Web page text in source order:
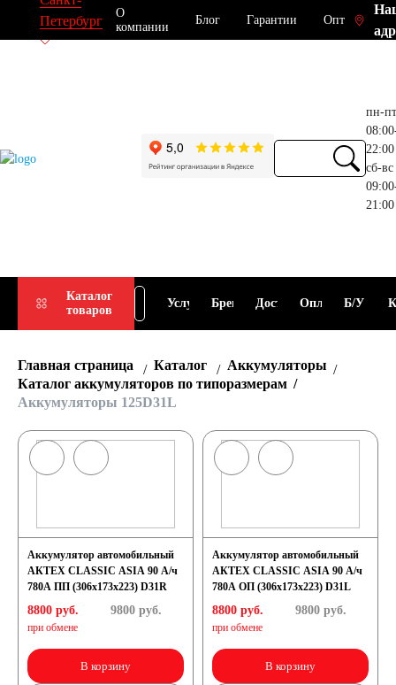
Петербург
О
компании
Блог Гарантии Опт
пн-пт
22:00
сб-вс
21:00
Каталог
товаров
Подбор
АКБ
Услуги Бренды ДоставкаОплата Б/У
Главная страница Каталог
Аккумуляторы
Каталог аккумуляторов по типоразмерам
Аккумуляторы 125D31L
Аккумулятор автомобильный
АКТЕХ CLASSIC ASIA 90 А/ч
780А ПП (306x173x223) D31R
8800 руб.
при обмене
9800руб.
В корзину
Аккумулятор автомобильный
АКТЕХ CLASSIC ASIA 90 А/ч
780А ОП (306x173x223) D31L
8800 руб.
при обмене
9800руб.
В корзину